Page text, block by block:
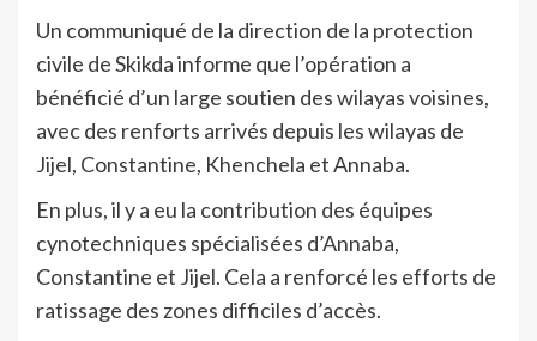
Un communiqué de la direction de la protection
civile de Skikda informe que l’opération a
bénéficié d’un large soutien des wilayas voisines,
avec des renforts arrivés depuis les wilayas de
Jijel, Constantine, Khenchela et Annaba.
En plus, il y a eu la contribution des équipes
cynotechniques spécialisées d’Annaba,
Constantine et Jijel. Cela a renforcé les efforts de
ratissage des zones difficiles d’accès.